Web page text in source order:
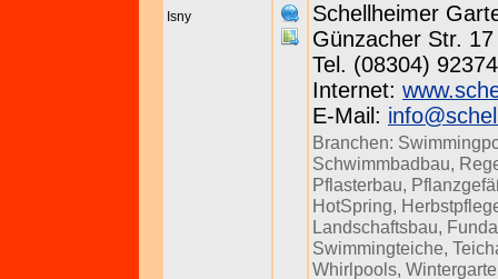
Isny
Schellheimer
Günzacher Str.
Tel. (08304)
Internet:
E-Mail:
Branchen:
Schwimmbadbau,
Pflasterbau,
HotSpring,
Landschaftsbau,
Swimmingteiche,
Whirlpools,